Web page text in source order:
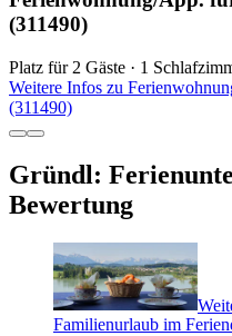
(311490)
Platz für 2 Gäste · 1
Weitere Infos zu
(311490)
Gründl:
Bewertung
Familienurlaub im